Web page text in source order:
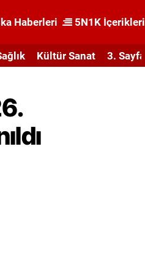
Haberleri 5N1K İçerikleri
Kültür Sanat 3. Sayfa